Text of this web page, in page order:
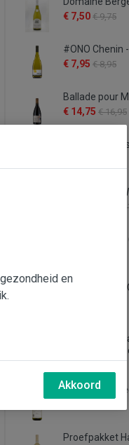
€ 7,50 € 9,75
#ONO Chenin
€ 7,95 € 8,95
Ballade pour
€ 14,75 € 16,95
Il Feuduccio
Proefpakket
€
Famille Quiot
Bruno
Proefpakket
del Duero &
Il Feuduccio
Proefpakket
en
Akkoord